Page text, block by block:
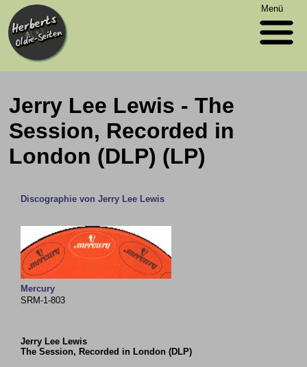
Menü
Jerry Lee Lewis - The
Session, Recorded in
London (DLP) (LP)
Discographie von Jerry Lee Lewis
Mercury
SRM-1-803
Jerry Lee Lewis
The Session, Recorded in London (DLP)